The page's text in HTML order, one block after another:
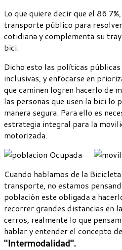
Lo que quiere decir que el
transporte público para
cotidiana y complementa su
bici.
Dicho esto las políticas
inclusivas, y enfocarse en
que caminen logren hacerlo de
las personas que usen la bici lo
manera segura. Para ello es
estrategia integral para la
motorizada.
Cuando hablamos de la
transporte, no estamos
población este obligada a
recorrer grandes distancias en
cerros, realmente lo que
hablar y entender el concepto de
"Intermodalidad".